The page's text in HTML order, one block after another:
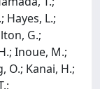
L.;
G.;
Inoue, M.;
O.; Kanai, H.;